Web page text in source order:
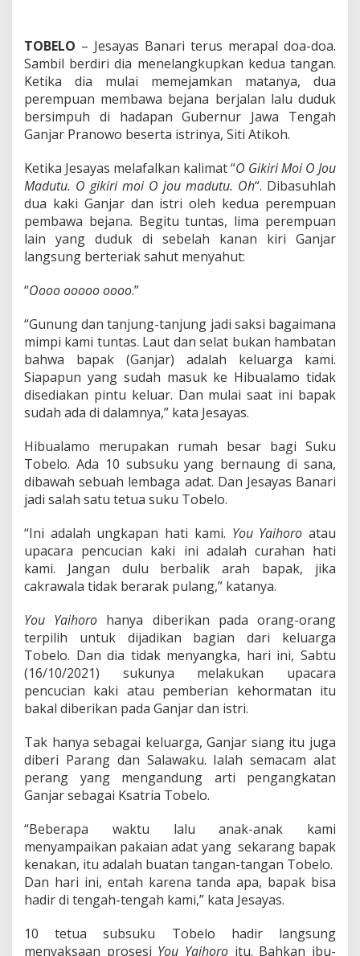
r
a
G
a
n
j
r
r
a
n
o
w
o
i
n
g
k
a
t
S
e
g
a
i
K
t
r
i
a
k
u
T
o
b
e
l
TOBELO – Jesayas Banari terus merapal doa-doa.
Sambil berdiri dia menelangkupkan kedua tangan.
Ketika dia mulai memejamkan matanya, dua
perempuan membawa bejana berjalan lalu duduk
bersimpuh di hadapan Gubernur Jawa Tengah
Ganjar Pranowo beserta istrinya, Siti Atikoh.
Ketika Jesayas melafalkan kalimat “O Gikiri Moi O Jou
Madutu. O gikiri moi O jou madutu. Oh“. Dibasuhlah
dua kaki Ganjar dan istri oleh kedua perempuan
pembawa bejana. Begitu tuntas, lima perempuan
lain yang duduk di sebelah kanan kiri Ganjar
langsung berteriak sahut menyahut:
“Oooo ooooo oooo.”
“Gunung dan tanjung-tanjung jadi saksi bagaimana
mimpi kami tuntas. Laut dan selat bukan hambatan
bahwa bapak (Ganjar) adalah keluarga kami.
Siapapun yang sudah masuk ke Hibualamo tidak
disediakan pintu keluar. Dan mulai saat ini bapak
sudah ada di dalamnya,” kata Jesayas.
Hibualamo merupakan rumah besar bagi Suku
Tobelo. Ada 10 subsuku yang bernaung di sana,
dibawah sebuah lembaga adat. Dan Jesayas Banari
jadi salah satu tetua suku Tobelo.
“Ini adalah ungkapan hati kami. You Yaihoro atau
upacara pencucian kaki ini adalah curahan hati
kami. Jangan dulu berbalik arah bapak, jika
cakrawala tidak berarak pulang,” katanya.
You Yaihoro hanya diberikan pada orang-orang
terpilih untuk dijadikan bagian dari keluarga
Tobelo. Dan dia tidak menyangka, hari ini, Sabtu
(16/10/2021) sukunya melakukan upacara
pencucian kaki atau pemberian kehormatan itu
bakal diberikan pada Ganjar dan istri.
Tak hanya sebagai keluarga, Ganjar siang itu juga
diberi Parang dan Salawaku. Ialah semacam alat
perang yang mengandung arti pengangkatan
Ganjar sebagai Ksatria Tobelo.
“Beberapa waktu lalu anak-anak kami
menyampaikan pakaian adat yang sekarang bapak
kenakan, itu adalah buatan tangan-tangan Tobelo.
Dan hari ini, entah karena tanda apa, bapak bisa
hadir di tengah-tengah kami,” kata Jesayas.
10 tetua subsuku Tobelo hadir langsung
menyaksaan prosesi You Yaihoro itu. Bahkan ibu-